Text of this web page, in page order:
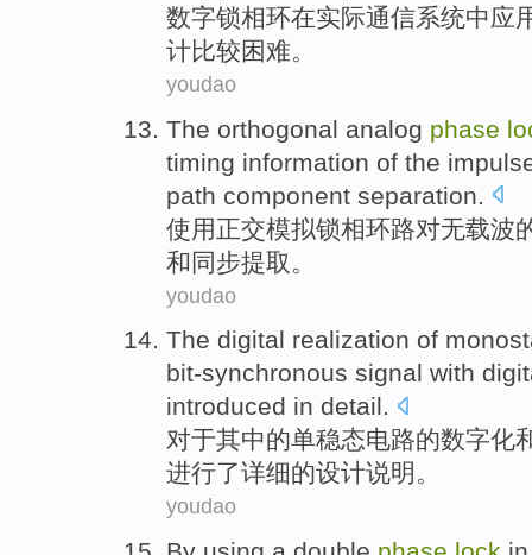
数字锁相环在实际通信系统中应
计比较困难。
youdao
The orthogonal analog phase
timing information of the
path component separation.
使用正交模拟锁相环路对无载波
和 同步提取。
youdao
The digital realization of
bit-synchronous signal with
introduced in detail.
对于其中的单稳态电路的数字化
进行了详细的设计说明。
youdao